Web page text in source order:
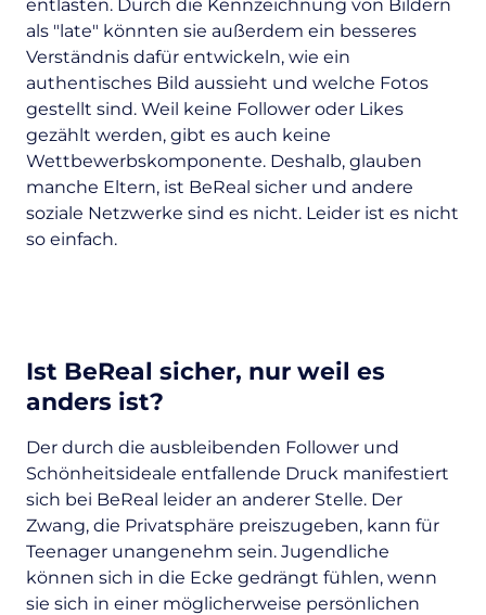
entlasten. Durch die Kennzeichnung von Bildern
als "late" könnten sie außerdem ein besseres
Verständnis dafür entwickeln, wie ein
authentisches Bild aussieht und welche Fotos
gestellt sind. Weil keine Follower oder Likes
gezählt werden, gibt es auch keine
Wettbewerbskomponente. Deshalb, glauben
manche Eltern, ist BeReal sicher und andere
soziale Netzwerke sind es nicht. Leider ist es nicht
so einfach.
Ist BeReal sicher, nur weil es
anders ist?
Der durch die ausbleibenden Follower und
Schönheitsideale entfallende Druck manifestiert
sich bei BeReal leider an anderer Stelle. Der
Zwang, die Privatsphäre preiszugeben, kann für
Teenager unangenehm sein. Jugendliche
können sich in die Ecke gedrängt fühlen, wenn
sie sich in einer möglicherweise persönlichen